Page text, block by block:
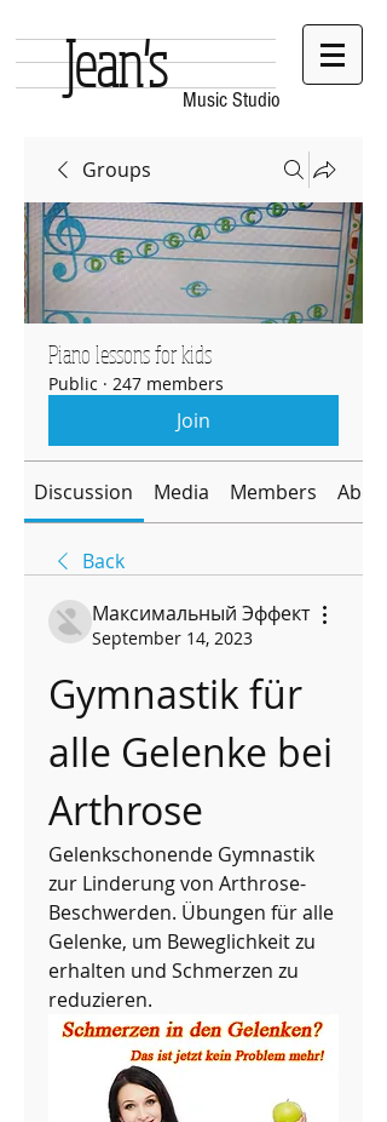
Music Studio
Jean's
Groups
Piano lessons for kids
Public · 247 members
Join
Discussion Media Members About
Back
Максимальный Эффект
September 14, 2023
Gymnastik für
alle Gelenke bei
Arthrose
Gelenkschonende Gymnastik
zur Linderung von Arthrose-
Beschwerden. Übungen für alle
Gelenke, um Beweglichkeit zu
erhalten und Schmerzen zu
reduzieren.